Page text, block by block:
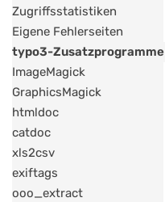
Zugriffsstatistiken
Eigene Fehlerseiten
typo3-Zusatzprogramme
ImageMagick
GraphicsMagick
htmldoc
catdoc
xls2csv
exiftags
ooo_extract